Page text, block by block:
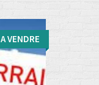
A VENDRE